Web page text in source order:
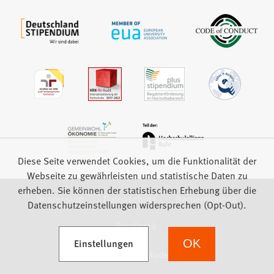
Impressum Datenschutz
Barrierefreiheit
Feedback
Diese Seite verwendet Cookies, um die Funktionalität der
Webseite zu gewährleisten und statistische Daten zu
erheben. Sie können der statistischen Erhebung über die
Datenschutzeinstellungen widersprechen (Opt-Out).
Einstellungen
(Öffnet in einem neuen Tab) OK